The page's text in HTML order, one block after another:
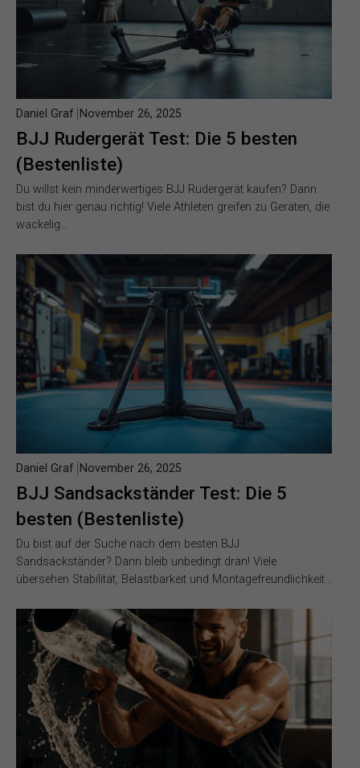
BJJ Rudergerät Test: Die 5 besten
(Bestenliste)
Daniel Graf November 26, 2025
Du willst kein minderwertiges BJJ Rudergerät kaufen? Dann
bist du hier genau richtig! Viele Athleten greifen zu Geräten, die
wackelig…
BJJ Sandsackständer Test: Die 5
besten (Bestenliste)
Daniel Graf November 26, 2025
Du bist auf der Suche nach dem besten BJJ
Sandsackständer? Dann bleib unbedingt dran! Viele
übersehen Stabilität, Belastbarkeit und Montagefreundlichkeit…